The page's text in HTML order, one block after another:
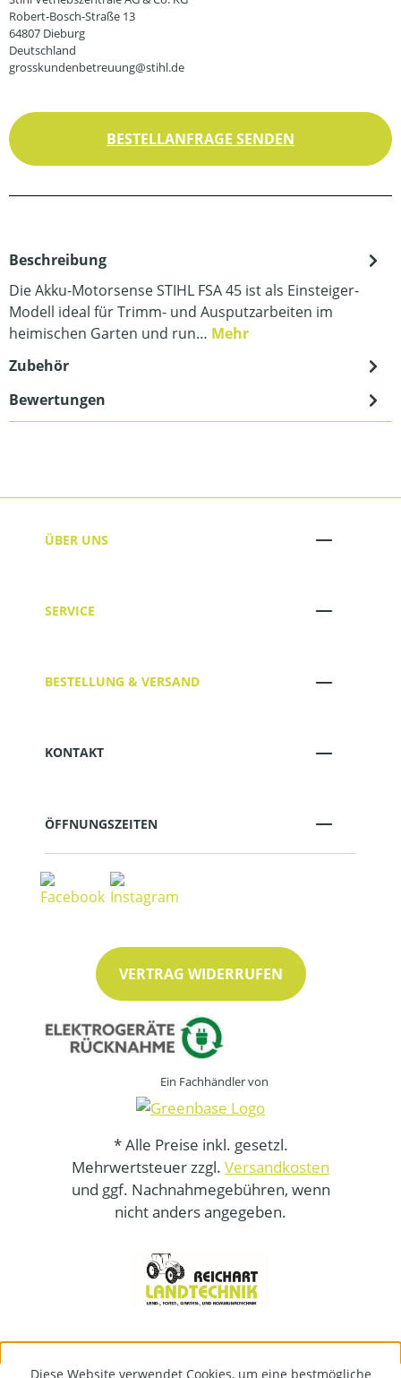
Robert-Bosch-Straße 13
64807 Dieburg
Deutschland
grosskundenbetreuung@stihl.de
BESTELLANFRAGE SENDEN
Beschreibung
Die Akku-Motorsense STIHL FSA 45 ist als Einsteiger-
Modell ideal für Trimm- und Ausputzarbeiten im
heimischen Garten und run… Mehr
Zubehör
Bewertungen
ÜBER UNS
SERVICE
BESTELLUNG & VERSAND
KONTAKT
ÖFFNUNGSZEITEN
VERTRAG WIDERRUFEN
Ein Fachhändler von
* Alle Preise inkl. gesetzl.
Mehrwertsteuer zzgl. Versandkosten
und ggf. Nachnahmegebühren, wenn
nicht anders angegeben.
Diese Website verwendet Cookies, um eine bestmögliche